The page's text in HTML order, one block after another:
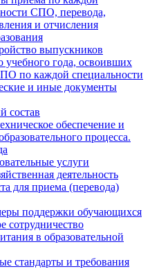
СПО, перевода,
и отчисления
выпускников
учебного года, освоивших
по каждой специальности
и иные документы
состав
обеспечение и
процесса.
услуги
деятельность
для приема (перевода)
поддержки обучающихся
сотрудничество
в образовательной
стандарты и требования